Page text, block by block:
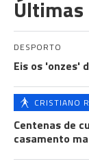
Últimas
DESPORTO
Eis os 'onzes'
CRISTIANO
Centenas de
casamento